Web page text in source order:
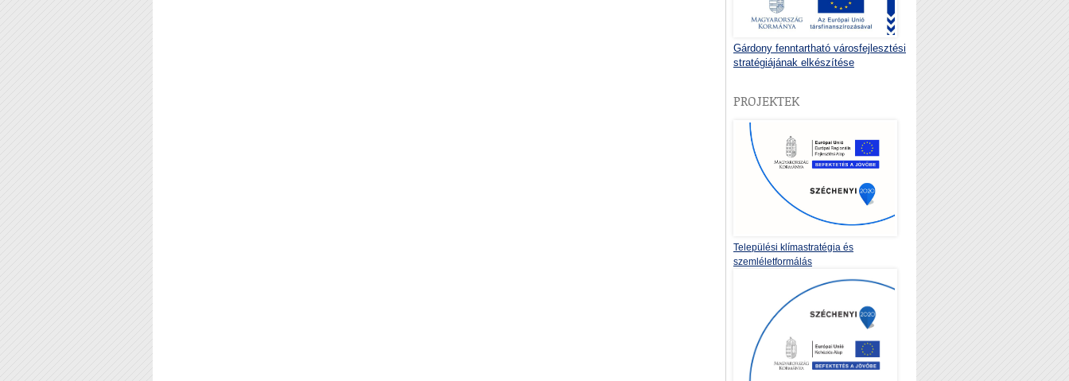
Gárdony fenntartható városfejlesztési
stratégiájának elkészítése
PROJEKTEK
Települési klímastratégia és
szemléletformálás